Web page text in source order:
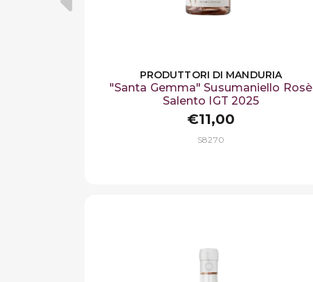
PRODUTTORI DI MANDURIA
"Santa Gemma" Susumaniello Rosè
Salento IGT 2025
€11,00
S8270